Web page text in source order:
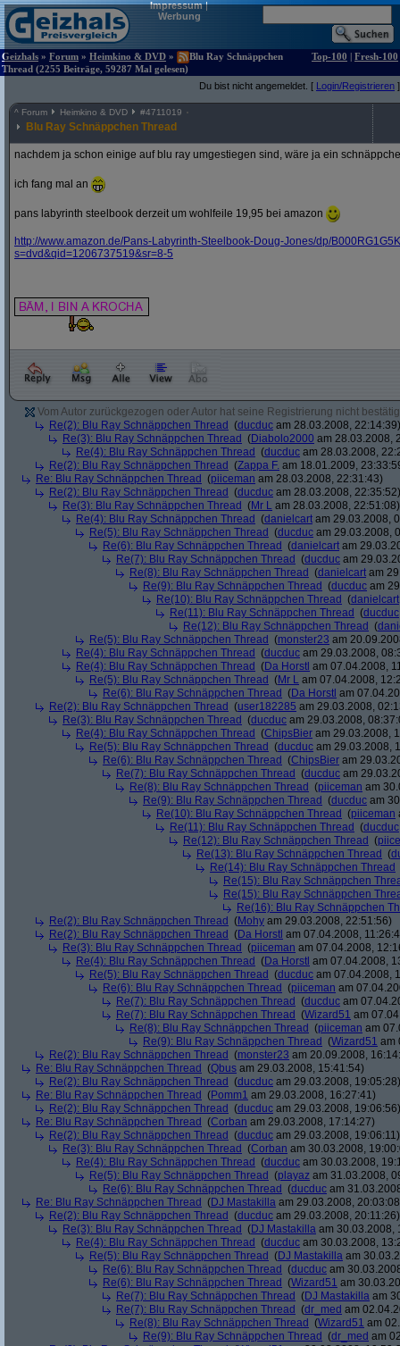
Impressum|
Werbung
Geizhals » Forum » Heimkino & DVD »
Blu Ray Schnäppchen
Thread (2255 Beiträge, 59287 Mal gelesen)
Top-100 | Fresh-100
Du bist nicht angemeldet. [ Login/Registrieren ]
^ Forum Heimkino & DVD #4711019
Blu Ray Schnäppchen Thread
nachdem ja schon einige auf blu ray umgestiegen sind, wäre ja ein
ich fang mal an
pans labyrinth steelbook derzeit um wohlfeile 19,95 bei amazon
http://www.amazon.de/Pans-Labyrinth-Steelbook-Doug-Jones/dp/
s=dvd&qid=1206737519&sr=8-5
Vom Autor zurückgezogen oder Autor hat seine Registrierung nicht
Re(2): Blu Ray Schnäppchen Thread (ducduc am 28.03.2008, 22:14:39)
Re(3): Blu Ray Schnäppchen Thread (Diabolo2000 am 28.03.2008,
Re(4): Blu Ray Schnäppchen Thread (ducduc am 28.03.2008,
Re(2): Blu Ray Schnäppchen Thread (Zappa F. am 18.01.2009,
Re: Blu Ray Schnäppchen Thread (piiceman am 28.03.2008, 22:31:43)
Re(2): Blu Ray Schnäppchen Thread (ducduc am 28.03.2008, 22:35:52)
Re(3): Blu Ray Schnäppchen Thread (Mr L am 28.03.2008, 22:51:08)
Re(4): Blu Ray Schnäppchen Thread (danielcart am 29.03.2008,
Re(5): Blu Ray Schnäppchen Thread (ducduc am 29.03.2008,
Re(6): Blu Ray Schnäppchen Thread (danielcart am
Re(7): Blu Ray Schnäppchen Thread (ducduc am
Re(8): Blu Ray Schnäppchen Thread (danielcart am
Re(9): Blu Ray Schnäppchen Thread (ducduc am
Re(10): Blu Ray Schnäppchen Thread (danielcart
Re(11): Blu Ray Schnäppchen Thread (ducduc
Re(12): Blu Ray Schnäppchen Thread (
Re(5): Blu Ray Schnäppchen Thread (monster23 am
Re(4): Blu Ray Schnäppchen Thread (ducduc am 29.03.2008,
Re(4): Blu Ray Schnäppchen Thread (Da Horstl am 07.04.2008,
Re(5): Blu Ray Schnäppchen Thread (Mr L am 07.04.2008,
Re(6): Blu Ray Schnäppchen Thread (Da Horstl am
Re(2): Blu Ray Schnäppchen Thread (user182285 am 29.03.2008,
Re(3): Blu Ray Schnäppchen Thread (ducduc am 29.03.2008,
Re(4): Blu Ray Schnäppchen Thread (ChipsBier am 29.03.2008,
Re(5): Blu Ray Schnäppchen Thread (ducduc am 29.03.2008,
Re(6): Blu Ray Schnäppchen Thread (ChipsBier am
Re(7): Blu Ray Schnäppchen Thread (ducduc am
Re(8): Blu Ray Schnäppchen Thread (piiceman am
Re(9): Blu Ray Schnäppchen Thread (ducduc am
Re(10): Blu Ray Schnäppchen Thread (piiceman
Re(11): Blu Ray Schnäppchen Thread (ducduc
Re(12): Blu Ray Schnäppchen Thread (
Re(13): Blu Ray Schnäppchen Thread (
Re(14): Blu Ray Schnäppchen Thread
Re(15): Blu Ray Schnäppchen
Re(15): Blu Ray Schnäppchen
Re(16): Blu Ray Schnäppchen
Re(2): Blu Ray Schnäppchen Thread (Mohy am 29.03.2008, 22:51:56)
Re(2): Blu Ray Schnäppchen Thread (Da Horstl am 07.04.2008,
Re(3): Blu Ray Schnäppchen Thread (piiceman am 07.04.2008,
Re(4): Blu Ray Schnäppchen Thread (Da Horstl am 07.04.2008,
Re(5): Blu Ray Schnäppchen Thread (ducduc am 07.04.2008,
Re(6): Blu Ray Schnäppchen Thread (piiceman am
Re(7): Blu Ray Schnäppchen Thread (ducduc am
Re(7): Blu Ray Schnäppchen Thread (Wizard51 am
Re(8): Blu Ray Schnäppchen Thread (piiceman am
Re(9): Blu Ray Schnäppchen Thread (Wizard51 am
Re(2): Blu Ray Schnäppchen Thread (monster23 am 20.09.2008,
Re: Blu Ray Schnäppchen Thread (Qbus am 29.03.2008, 15:41:54)
Re(2): Blu Ray Schnäppchen Thread (ducduc am 29.03.2008, 19:05:28)
Re: Blu Ray Schnäppchen Thread (Pomm1 am 29.03.2008, 16:27:41)
Re(2): Blu Ray Schnäppchen Thread (ducduc am 29.03.2008, 19:06:56)
Re: Blu Ray Schnäppchen Thread (Corban am 29.03.2008, 17:14:27)
Re(2): Blu Ray Schnäppchen Thread (ducduc am 29.03.2008, 19:06:11)
Re(3): Blu Ray Schnäppchen Thread (Corban am 30.03.2008,
Re(4): Blu Ray Schnäppchen Thread (ducduc am 30.03.2008,
Re(5): Blu Ray Schnäppchen Thread (playaz am 31.03.2008,
Re(6): Blu Ray Schnäppchen Thread (ducduc am
Re: Blu Ray Schnäppchen Thread (DJ Mastakilla am 29.03.2008,
Re(2): Blu Ray Schnäppchen Thread (ducduc am 29.03.2008, 20:11:26)
Re(3): Blu Ray Schnäppchen Thread (DJ Mastakilla am 30.03.2008,
Re(4): Blu Ray Schnäppchen Thread (ducduc am 30.03.2008,
Re(5): Blu Ray Schnäppchen Thread (DJ Mastakilla am
Re(6): Blu Ray Schnäppchen Thread (ducduc am
Re(6): Blu Ray Schnäppchen Thread (Wizard51 am
Re(7): Blu Ray Schnäppchen Thread (DJ Mastakilla am
Re(7): Blu Ray Schnäppchen Thread (dr_med am
Re(8): Blu Ray Schnäppchen Thread (Wizard51 am
Re(9): Blu Ray Schnäppchen Thread (dr_med am